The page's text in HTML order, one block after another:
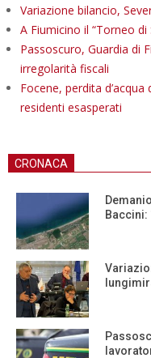
Variazione bilancio,
A Fiumicino il “Torneo di
Passoscuro, Guardia di
irregolarità fiscali
Focene, perdita
residenti esasperati
CRONACA
Baccini: